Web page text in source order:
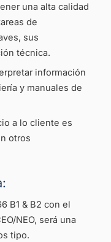
una alta calidad
de
sus
técnica.
información
y manuales de
a lo cliente es
otros
B1 & B2 con el
NEO, será una
tipo.